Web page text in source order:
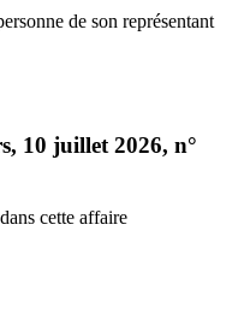
de son représentant
, 10 juillet 2026, n°
cette affaire